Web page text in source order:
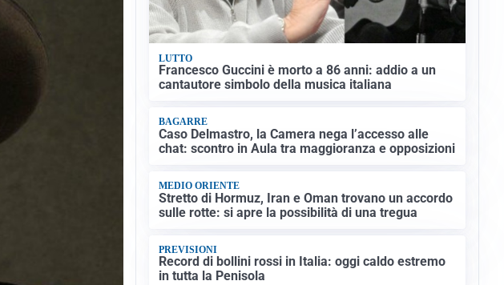
LUTTO
Francesco Guccini è morto a 86 anni: addio a un
cantautore simbolo della musica italiana
BAGARRE
Caso Delmastro, la Camera nega l’accesso alle
chat: scontro in Aula tra maggioranza e opposizioni
MEDIO ORIENTE
Stretto di Hormuz, Iran e Oman trovano un accordo
sulle rotte: si apre la possibilità di una tregua
PREVISIONI
Record di bollini rossi in Italia: oggi caldo estremo
in tutta la Penisola